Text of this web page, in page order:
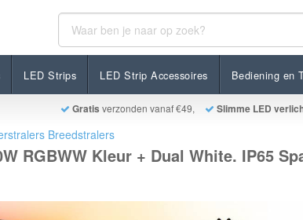
LED Strips LED Strip Accessoires Bediening en
Gratis verzonden vanaf €49, Slimme LED
RGBWW Kleur + Dual White. IP65 Spatwaterdicht 220V
Breedstralers
RGBWW Kleur + Dual White. IP65